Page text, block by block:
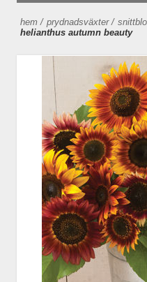
hem / prydnadsväxter /
helianthus autumn beauty